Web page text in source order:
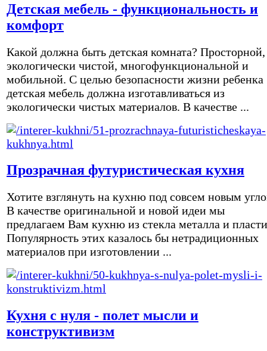
Детская мебель - функциональность и
комфорт
Какой должна быть детская комната? Просторной,
экологически чистой, многофункциональной и
мобильной. С целью безопасности жизни ребенка
детская мебель должна изготавливаться из
экологически чистых материалов. В качестве ...
Прозрачная футуристическая кухня
Хотите взглянуть на кухню под совсем новым
В качестве оригинальной и новой идеи мы
предлагаем Вам кухню из стекла металла и
Популярность этих казалось бы нетрадиционных
материалов при изготовлении ...
Кухня с нуля - полет мысли и
конструктивизм